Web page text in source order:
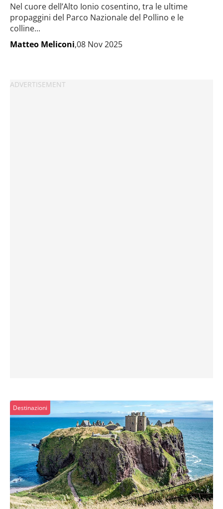
Nel cuore dell’Alto Ionio cosentino, tra le ultime
propaggini del Parco Nazionale del Pollino e le
colline...
Matteo Meliconi,08 Nov 2025
Destinazioni